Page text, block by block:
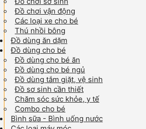
Đồ chơi vận động
Các loại xe cho bé
Thú nhồi bông
Đồ dùng ăn dặm
Đồ dùng cho bé
Đồ dùng cho bé ăn
Đồ dùng cho bé ngủ
Đồ dùng tắm giặt, vệ sinh
Đồ sơ sinh cần thiết
Chăm sóc sức khỏe, y tế
Combo cho bé
Bình sữa - Bình uống nước